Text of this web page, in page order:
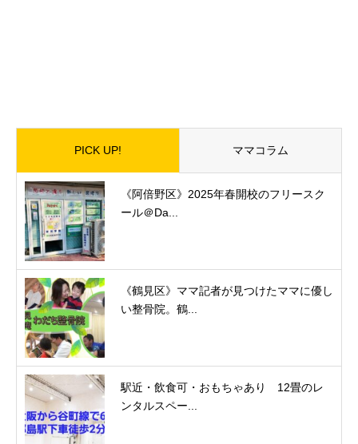
PICK UP! ママコラム
《阿倍野区》2025年春開校のフリースク
ール＠Da...
《鶴見区》ママ記者が見つけたママに優し
い整骨院。鶴...
駅近・飲食可・おもちゃあり 12畳のレ
ンタルスペー...